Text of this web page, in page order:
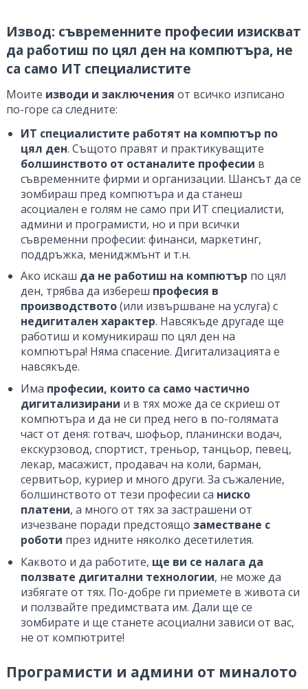
Извод: съвременните професии изискват
да работиш по цял ден на компютъра, не
са само ИТ специалистите
Моите изводи и заключения от всичко изписано
по-горе са следните:
ИТ специалистите работят на компютър по
цял ден. Същото правят и практикуващите
болшинството от останалите професии в
съвременните фирми и организации. Шансът да се
зомбираш пред компютъра и да станеш
асоциален е голям не само при ИТ специалисти,
админи и програмисти, но и при всички
съвременни професии: финанси, маркетинг,
поддръжка, мениджмънт и т.н.
Ако искаш да не работиш на компютър по цял
ден, трябва да избереш професия в
производството(или извършване на услуга) с
недигитален характер. Навсякъде другаде ще
работиш и комуникираш по цял ден на
компютъра! Няма спасение. Дигитализацията е
навсякъде.
Има професии, които са само частично
дигитализирани и в тях може да се скриеш от
компютъра и да не си пред него в по-голямата
част от деня: готвач, шофьор, планински водач,
екскурзовод, спортист, треньор, танцьор, певец,
лекар, масажист, продавач на коли, барман,
сервитьор, куриер и много други. За съжаление,
болшинството от тези професии са ниско
платени, а много от тях за застрашени от
изчезване поради предстоящозаместване с
роботи през идните няколко десетилетия.
Каквото и да работите, ще ви се налага да
ползвате дигитални технологии, не може да
избягате от тях. По-добре ги приемете в живота си
и ползвайте предимствата им. Дали ще се
зомбирате и ще станете асоциални зависи от вас,
не от компютрите!
Програмисти и админи от миналото